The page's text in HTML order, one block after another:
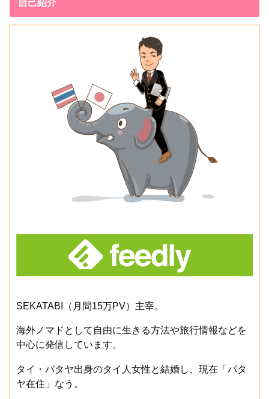
自己紹介
SEKATABI（月間15万PV）主宰。
海外ノマドとして自由に生きる方法や旅行情報などを
中心に発信しています。
タイ・パタヤ出身のタイ人女性と結婚し、現在「パタ
ヤ在住」なう。